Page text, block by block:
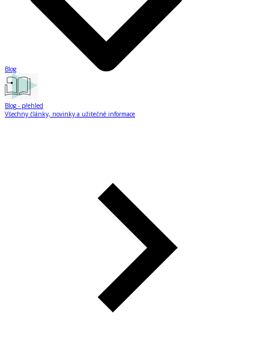
Blog
Blog - přehled
Všechny články, novinky a užitečné informace